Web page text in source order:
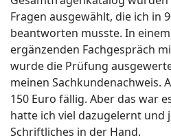
Fragen ausgewählt, die ich in
beantworten musste. In
ergänzenden Fachgespräch
wurde die Prüfung
meinen Sachkundenachweis.
150 Euro fällig. Aber das war
hatte ich viel dazugelernt und
Schriftliches in der Hand.